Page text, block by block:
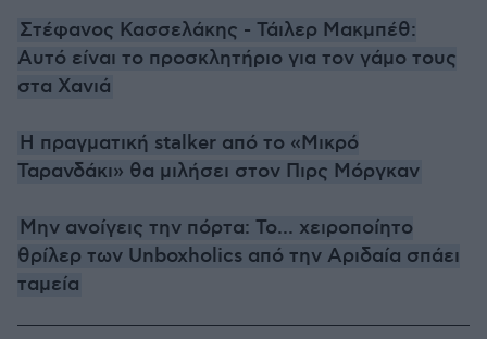
Στέφανος Κασσελάκης - Τάιλερ Μακμπέθ:
Αυτό είναι το προσκλητήριο για τον γάμο τους
στα Χανιά
Η πραγματική stalker από το «Μικρό
Ταρανδάκι» θα μιλήσει στον Πιρς Μόργκαν
Μην ανοίγεις την πόρτα: Το... χειροποίητο
θρίλερ των Unboxholics από την Αριδαία σπάει
ταμεία